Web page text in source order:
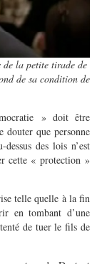
de la petite tirade de
de sa condition de
» doit être
que personne
des lois n’est
cette « protection »
telle quelle à la fin
en tombant d’une
de tuer le fils de